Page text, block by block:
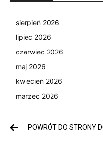
sierpień 2026
lipiec 2026
czerwiec 2026
maj 2026
kwiecień 2026
marzec 2026
POWRÓT DO STRONY